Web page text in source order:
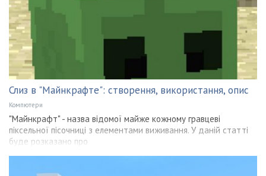
Слиз в "Майнкрафте": створення, використання, опис
Компютери
"Майнкрафт" - назва відомої майже кожному гравцеві
піксельної пісочниці з елементами виживання. У даній статті
буде розказано про